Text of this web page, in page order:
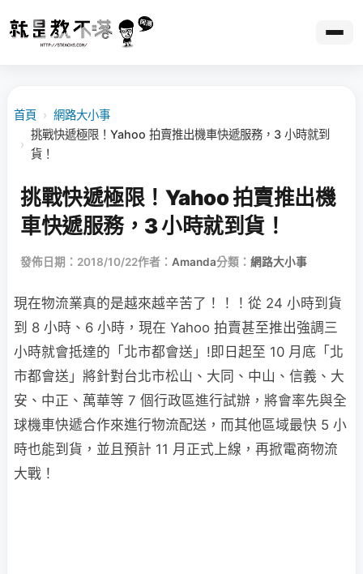
首頁 › 網路大小事
›
挑戰快遞極限！Yahoo 拍賣推出機車快遞服務，3 小時就到
貨！
挑戰快遞極限！Yahoo 拍賣推出機
車快遞服務，3 小時就到貨！
發佈日期：2018/10/22作者： Amanda分類： 網路大小事
現在物流業真的是越來越辛苦了！！！從 24 小時到貨
到 8 小時、6 小時，現在 Yahoo 拍賣甚至推出強調三
小時就會抵達的「北市都會送」!即日起至 10 月底「北
市都會送」將針對台北市松山、大同、中山、信義、大
安、中正、萬華等 7 個行政區進行試辦，將會率先與全
球機車快遞合作來進行物流配送，而其他區域最快 5 小
時也能到貨，並且預計 11 月正式上線，再掀電商物流
大戰！